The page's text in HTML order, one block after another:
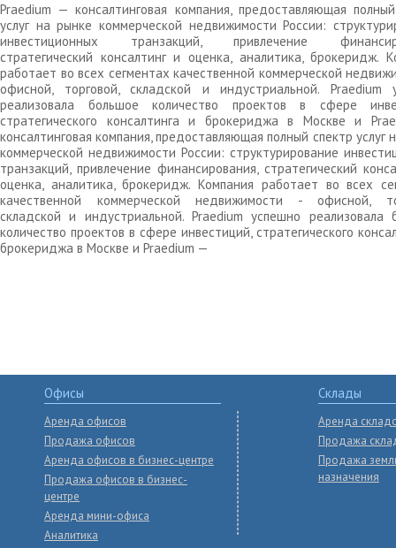
Praedium — консалтинговая компания, предоставляющая
услуг на рынке коммерческой недвижимости России:
инвестиционных транзакций, привлечение
стратегический консалтинг и оценка, аналитика, брокеридж.
работает во всех сегментах качественной коммерческой
офисной, торговой, складской и индустриальной. Praedium
реализовала большое количество проектов в сфере
стратегического консалтинга и брокериджа в Москве и
консалтинговая компания, предоставляющая полный спектр услуг
коммерческой недвижимости России: структурирование
транзакций, привлечение финансирования, стратегический
оценка, аналитика, брокеридж. Компания работает во всех
качественной коммерческой недвижимости - офисной,
складской и индустриальной. Praedium успешно реализовала
количество проектов в сфере инвестиций, стратегического
брокериджа в Москве и Praedium —
Офисы
Аренда офисов
Продажа офисов
Аренда офисов в бизнес-центре
Продажа офисов в бизнес-
центре
Аренда мини-офиса
Аналитика
Склады
Аренда
Продажа
Продажа
назначения